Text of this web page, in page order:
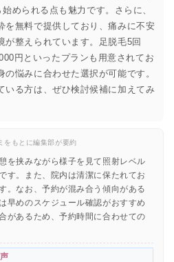
められる点も魅力です。さらに、
を無料で提供しており、痛みに不安
が整えられています。足脱毛5回
円といったプランも用意されてお
悩みに合わせた選択が可能です。
いる方は、ぜひ検討候補に加えてみ
をもとに編集部が要約
を挟みながら様子を見て照射レベル
す。また、院内は清潔に保たれてお
。なお、予約が混み合う傾向がある
早めのスケジュール確認がおすすめ
があるため、予約時間に合わせての